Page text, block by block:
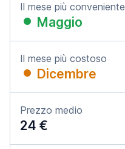
Il mese più conveniente
Maggio
Il mese più costoso
Dicembre
Prezzo medio
24 €